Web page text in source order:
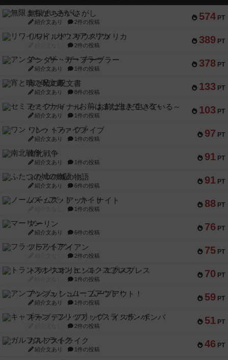
574 PT
無限まちがいさがし
紹介文あり 2件の投稿
389 PT
リワイルド：サウスアメリカ
2件の投稿
378 PT
アンダー・ザ・テーブラー
紹介文あり 1件の投稿
133 PT
宵と暁の呪文書
紹介文あり 8件の投稿
103 PT
セミファイナル ～お前はまだ生きている～
紹介文あり 1件の投稿
97 PT
ワン・トゥ・ファイブ
紹介文あり 1件の投稿
91 PT
南北戦争
紹介文あり 1件の投稿
91 PT
ふたつの城の物語
紹介文あり 6件の投稿
88 PT
ノームズ・アット・ナイト
1件の投稿
76 PT
マーリン
紹介文あり 6件の投稿
75 PT
フラットアイアン
2件の投稿
70 PT
トランスオリエント・エクスプレス
1件の投稿
59 PT
アンブッシュ！：ムーブアウト！
紹介文あり 1件の投稿
51 PT
キャプテン・フリップ：イスラ・ボンバ
2件の投稿
46 PT
ガルフストライク
紹介文あり 1件の投稿